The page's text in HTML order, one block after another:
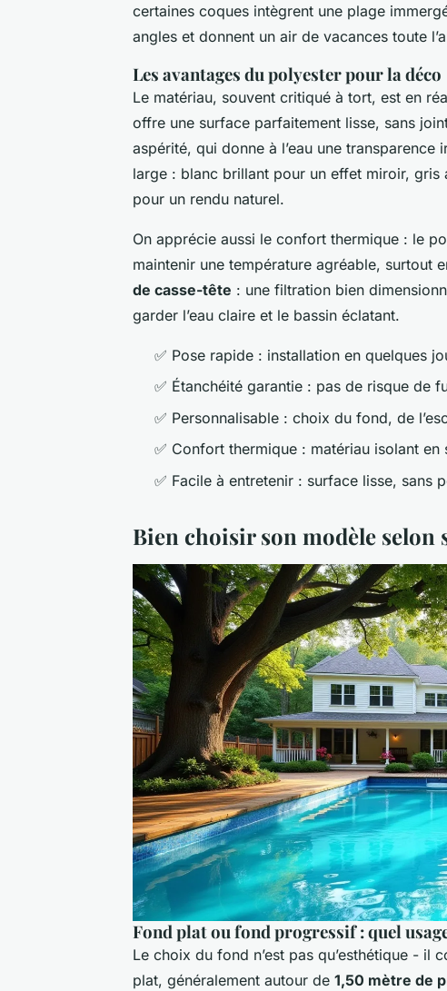
certaines coques intègrent une plage
angles et donnent un air de vacances toute
Les avantages du polyester pour la déco
Le matériau, souvent critiqué à tort, est en
offre une surface parfaitement lisse, sans
aspérité, qui donne à l’eau une
large : blanc brillant pour un effet miroir,
pour un rendu naturel.
On apprécie aussi le confort thermique : le
maintenir une température agréable, surtout
de casse-tête : une filtration bien
garder l’eau claire et le bassin éclatant.
✅ Pose rapide : installation en quelques
✅ Étanchéité garantie : pas de risque de
✅ Personnalisable : choix du fond, de
✅ Confort thermique : matériau isolant en
✅ Facile à entretenir : surface lisse, sans
Bien choisir son modèle selon
Fond plat ou fond progressif : quel
Le choix du fond n’est pas qu’esthétique - il
plat, généralement autour de 1,50 mètre de